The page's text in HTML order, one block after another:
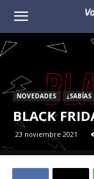
Voz
de
NOVEDADES ¿SABÍAS
BLACK
23 noviembre 2021